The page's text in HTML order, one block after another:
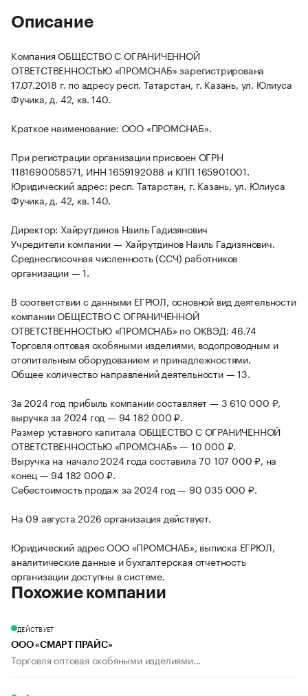
Описание
Компания ОБЩЕСТВО С ОГРАНИЧЕННОЙ
ОТВЕТСТВЕННОСТЬЮ «ПРОМСНАБ» зарегистрирована
17.07.2018 г. по адресу респ. Татарстан, г. Казань, ул. Юлиуса
Фучика, д. 42, кв. 140.
Краткое наименование: ООО «ПРОМСНАБ».
При регистрации организации присвоен ОГРН
1181690058571, ИНН 1659192088 и КПП 165901001.
Юридический адрес: респ. Татарстан, г. Казань, ул. Юлиуса
Фучика, д. 42, кв. 140.
Директор: Хайрутдинов Наиль Гадизянович
Учредители компании — Хайрутдинов Наиль Гадизянович.
Среднесписочная численность (ССЧ) работников
организации — 1.
В соответствии с данными ЕГРЮЛ, основной вид деятельности
компании ОБЩЕСТВО С ОГРАНИЧЕННОЙ
ОТВЕТСТВЕННОСТЬЮ «ПРОМСНАБ» по ОКВЭД: 46.74
Торговля оптовая скобяными изделиями, водопроводным и
отопительным оборудованием и принадлежностями.
Общее количество направлений деятельности — 13.
За 2024 год прибыль компании составляет — 3 610 000 ₽,
выручка за 2024 год — 94 182 000 ₽.
Размер уставного капитала ОБЩЕСТВО С ОГРАНИЧЕННОЙ
ОТВЕТСТВЕННОСТЬЮ «ПРОМСНАБ» — 10 000 ₽.
Выручка на начало 2024 года составила 70 107 000 ₽, на
конец — 94 182 000 ₽.
Себестоимость продаж за 2024 год — 90 035 000 ₽.
На 09 августа 2026 организация действует.
Юридический адрес ООО «ПРОМСНАБ», выписка ЕГРЮЛ,
аналитические данные и бухгалтерская отчетность
организации доступны в системе.
Похожие компании
ДЕЙСТВУЕТ
ООО «СМАРТ ПРАЙС»
Торговля оптовая скобяными изделиями...